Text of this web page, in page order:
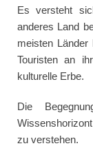
Es versteht
anderes Land
meisten
Touristen an
kulturelle Erbe.
Die
zu verstehen.